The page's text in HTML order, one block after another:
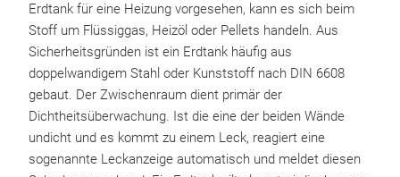
Erdtank für eine Heizung vorgesehen, kann es sich beim
Stoff um Flüssiggas, Heizöl oder Pellets handeln. Aus
Sicherheitsgründen ist ein Erdtank häufig aus
doppelwandigem Stahl oder Kunststoff nach DIN 6608
gebaut. Der Zwischenraum dient primär der
Dichtheitsüberwachung. Ist die eine der beiden Wände
undicht und es kommt zu einem Leck, reagiert eine
sogenannte Leckanzeige automatisch und meldet diesen